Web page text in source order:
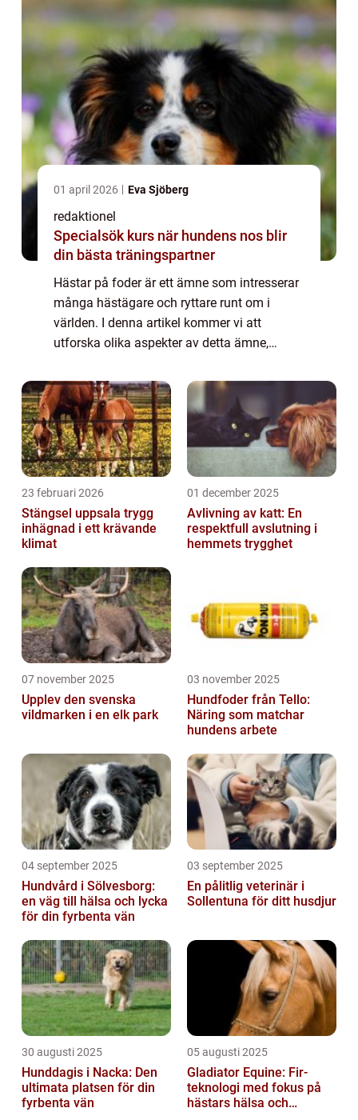
01 april 2026 Eva Sjöberg
redaktionel
Specialsök kurs när hundens nos blir
din bästa träningspartner
Hästar på foder är ett ämne som intresserar
många hästägare och ryttare runt om i
världen. I denna artikel kommer vi att
utforska olika aspekter av detta ämne,
typer av hästar på foder, kvantitativa
mätningar...
23 februari 2026
Stängsel uppsala trygg
inhägnad i ett krävande
klimat
01 december 2025
Avlivning av katt: En
respektfull avslutning i
hemmets trygghet
07 november 2025
Upplev den svenska
vildmarken i en elk park
03 november 2025
Hundfoder från Tello:
Näring som matchar
hundens arbete
04 september 2025
Hundvård i Sölvesborg:
en väg till hälsa och lycka
för din fyrbenta vän
03 september 2025
En pålitlig veterinär i
Sollentuna för ditt husdjur
30 augusti 2025
Hunddagis i Nacka: Den
ultimata platsen för din
fyrbenta vän
05 augusti 2025
Gladiator Equine: Fir-
teknologi med fokus på
hästars hälsa och